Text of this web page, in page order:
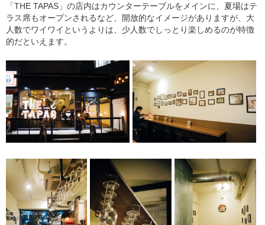
「THE TAPAS」の店内はカウンターテーブルをメインに、夏場はテ
ラス席もオープンされるなど、開放的なイメージがありますが、大
人数でワイワイというよりは、少人数でしっとり楽しめるのが特徴
的だといえます。